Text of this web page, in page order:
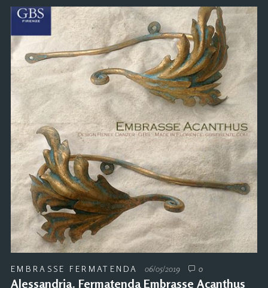
EMBRASSE FERMATENDA 06/05/2019 0
Alessandria. Fermatenda Embrasse Acanthus